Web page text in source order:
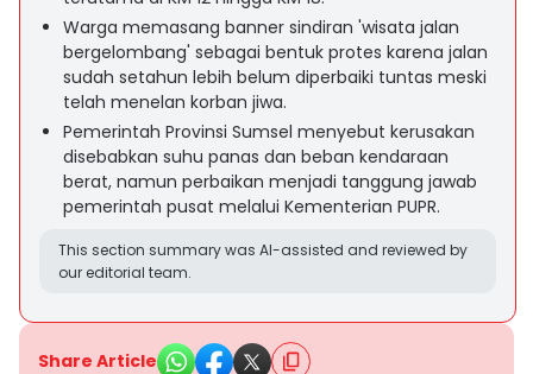
Warga memasang banner sindiran 'wisata jalan
bergelombang' sebagai bentuk protes karena jalan
sudah setahun lebih belum diperbaiki tuntas meski
telah menelan korban jiwa.
Pemerintah Provinsi Sumsel menyebut kerusakan
disebabkan suhu panas dan beban kendaraan
berat, namun perbaikan menjadi tanggung jawab
pemerintah pusat melalui Kementerian PUPR.
This section summary was AI-assisted and reviewed by
our editorial team.
Share Article